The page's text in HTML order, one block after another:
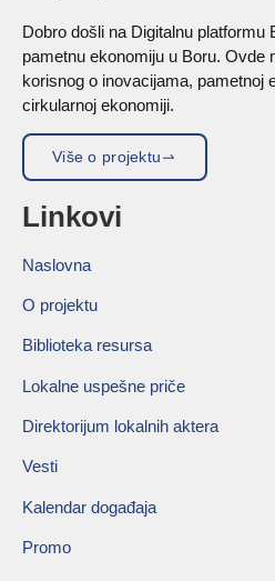
Dobro došli na Digitalnu
pametnu ekonomiju u Boru. Ovde
korisnog o inovacijama, pametnoj
cirkularnoj ekonomiji.
Više o projektu
Linkovi
Naslovna
O projektu
Biblioteka resursa
Lokalne uspešne priče
Direktorijum lokalnih aktera
Vesti
Kalendar događaja
Promo